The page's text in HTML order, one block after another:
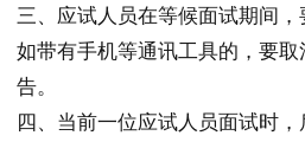
三、应试人员在等候面试期间
如带有手机等通讯工具的，要
告。
四、当前一位应试人员面试时